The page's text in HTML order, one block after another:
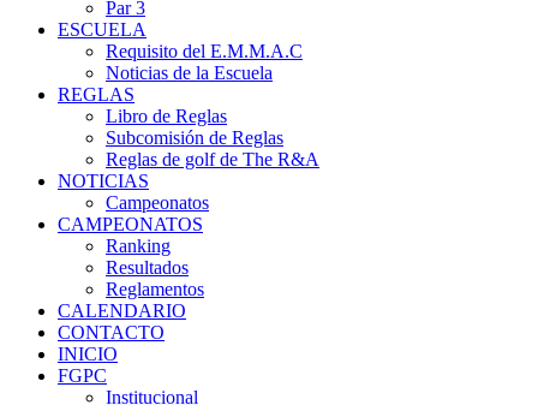
Par 3
ESCUELA
Requisito del E.M.M.A.C
Noticias de la Escuela
REGLAS
Libro de Reglas
Subcomisión de Reglas
Reglas de golf de The R&A
NOTICIAS
Campeonatos
CAMPEONATOS
Ranking
Resultados
Reglamentos
CALENDARIO
CONTACTO
INICIO
FGPC
Institucional